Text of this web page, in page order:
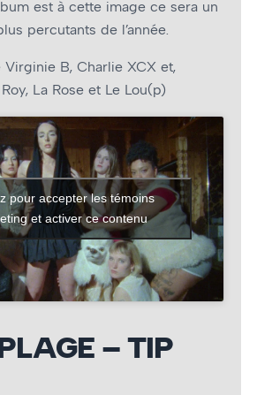
est à cette image ce sera un
percutants de l’année.
Virginie B, Charlie XCX et,
La Rose et Le Lou(p)
pour accepter les témoins
et activer ce contenu
– TIP